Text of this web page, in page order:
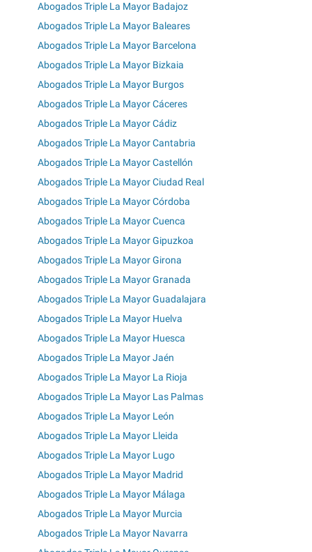
Abogados Triple La Mayor Badajoz
Abogados Triple La Mayor Baleares
Abogados Triple La Mayor Barcelona
Abogados Triple La Mayor Bizkaia
Abogados Triple La Mayor Burgos
Abogados Triple La Mayor Cáceres
Abogados Triple La Mayor Cádiz
Abogados Triple La Mayor Cantabria
Abogados Triple La Mayor Castellón
Abogados Triple La Mayor Ciudad Real
Abogados Triple La Mayor Córdoba
Abogados Triple La Mayor Cuenca
Abogados Triple La Mayor Gipuzkoa
Abogados Triple La Mayor Girona
Abogados Triple La Mayor Granada
Abogados Triple La Mayor Guadalajara
Abogados Triple La Mayor Huelva
Abogados Triple La Mayor Huesca
Abogados Triple La Mayor Jaén
Abogados Triple La Mayor La Rioja
Abogados Triple La Mayor Las Palmas
Abogados Triple La Mayor León
Abogados Triple La Mayor Lleida
Abogados Triple La Mayor Lugo
Abogados Triple La Mayor Madrid
Abogados Triple La Mayor Málaga
Abogados Triple La Mayor Murcia
Abogados Triple La Mayor Navarra